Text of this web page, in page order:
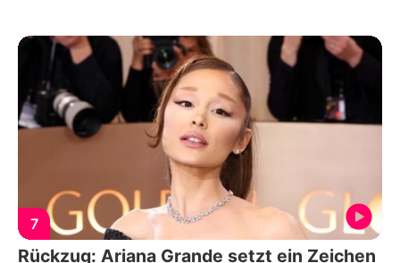
7
Rückzug: Ariana Grande setzt ein Zeichen